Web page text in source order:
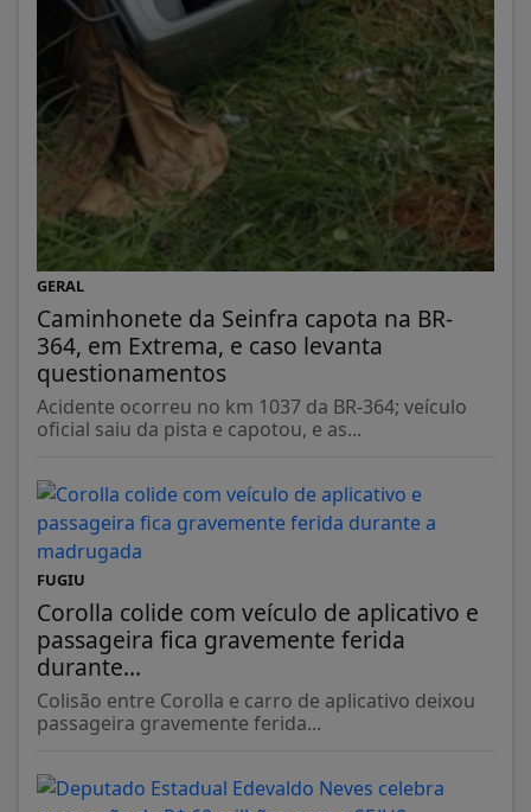
GERAL
Caminhonete da Seinfra capota na BR-
364, em Extrema, e caso levanta
questionamentos
Acidente ocorreu no km 1037 da BR-364; veículo
oficial saiu da pista e capotou, e as...
FUGIU
Corolla colide com veículo de aplicativo e
passageira fica gravemente ferida
durante...
Colisão entre Corolla e carro de aplicativo deixou
passageira gravemente ferida...